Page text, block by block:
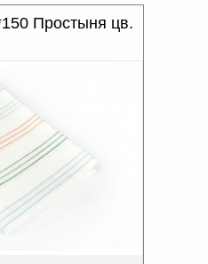
Простыня цв.